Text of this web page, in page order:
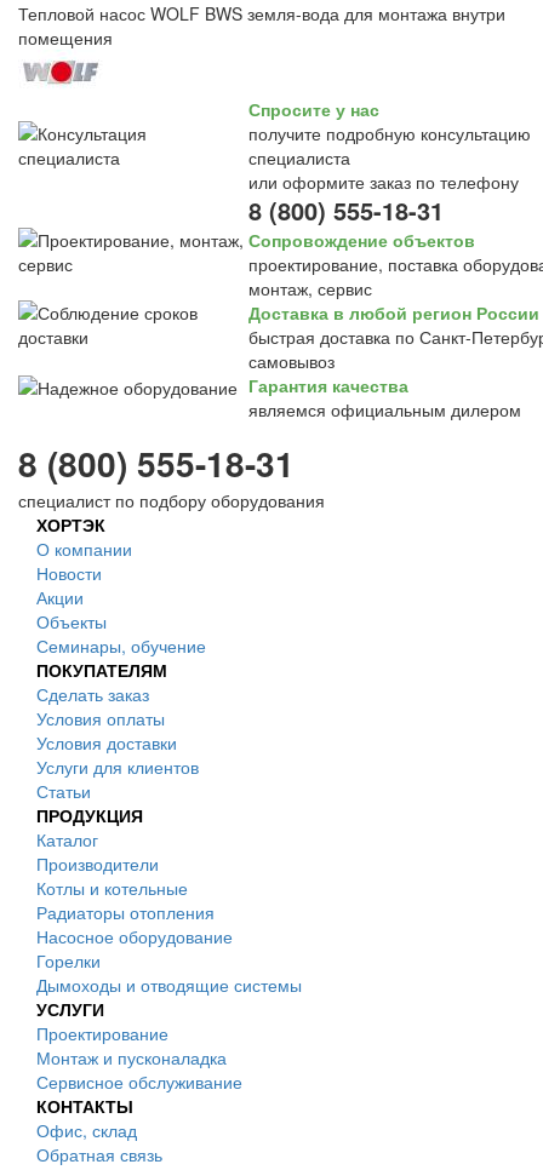
Тепловой насос WOLF BWS земля-вода для монтажа внутри
помещения
Спросите у нас
получите подробную консультацию
специалиста
или оформите заказ по телефону
8 (800) 555-18-31
Сопровождение объектов
проектирование, поставка
монтаж, сервис
Доставка в любой регион России
быстрая доставка по Санкт-
самовывоз
Гарантия качества
являемся официальным дилером
8 (800) 555-18-31
специалист по подбору оборудования
ХОРТЭК
О компании
Новости
Акции
Объекты
Семинары, обучение
ПОКУПАТЕЛЯМ
Сделать заказ
Условия оплаты
Условия доставки
Услуги для клиентов
Статьи
ПРОДУКЦИЯ
Каталог
Производители
Котлы и котельные
Радиаторы отопления
Насосное оборудование
Горелки
Дымоходы и отводящие системы
УСЛУГИ
Проектирование
Монтаж и пусконаладка
Сервисное обслуживание
КОНТАКТЫ
Офис, склад
Обратная связь